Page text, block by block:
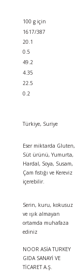
100 g için
1617/387
20.1
0.5
49.2
4.35
22.5
0.2
Türkiye, Suriye
Eser miktarda Gluten,
Süt ürünü, Yumurta,
Hardal, Soya, Susam,
Çam fıstığı ve Kereviz
içerebilir.
Serin, kuru, kokusuz
ve ışık almayan
ortamda muhafaza
ediniz
NOOR ASİA TURKEY
GIDA SANAYİ VE
TİCARET A.Ş.